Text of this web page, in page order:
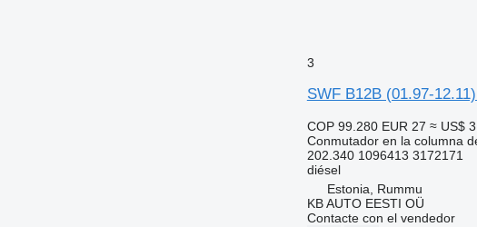
3
SWF B12B (01.97-
COP 99.280 EUR 27 ≈ US$
Conmutador en la columna
202.340 1096413 3172171
diésel
Estonia, Rummu
KB AUTO EESTI OÜ
Contacte con el vendedor